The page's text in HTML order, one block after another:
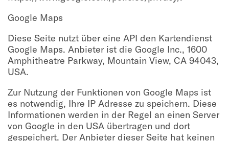
Google Maps
Diese Seite nutzt über eine API den Kartendienst
Google Maps. Anbieter ist die Google Inc., 1600
Amphitheatre Parkway, Mountain View, CA 94043,
USA.
Zur Nutzung der Funktionen von Google Maps ist
es notwendig, Ihre IP Adresse zu speichern. Diese
Informationen werden in der Regel an einen Server
von Google in den USA übertragen und dort
gespeichert. Der Anbieter dieser Seite hat keinen